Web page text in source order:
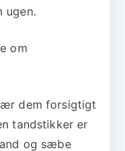
ugen.
om
dem forsigtigt
tandstikker er
og sæbe